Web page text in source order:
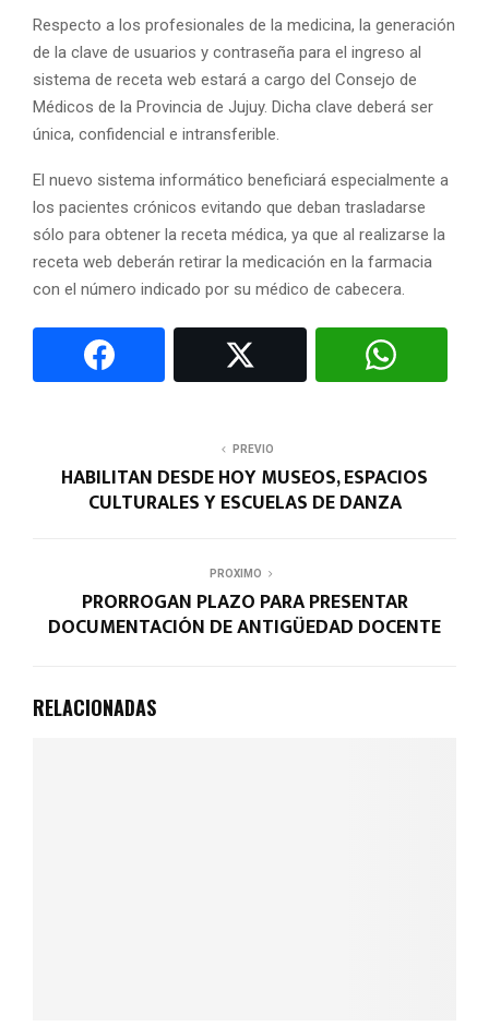
Respecto a los profesionales de la medicina, la generación
de la clave de usuarios y contraseña para el ingreso al
sistema de receta web estará a cargo del Consejo de
Médicos de la Provincia de Jujuy. Dicha clave deberá ser
única, confidencial e intransferible.
El nuevo sistema informático beneficiará especialmente a
los pacientes crónicos evitando que deban trasladarse
sólo para obtener la receta médica, ya que al realizarse la
receta web deberán retirar la medicación en la farmacia
con el número indicado por su médico de cabecera.
PREVIO
HABILITAN DESDE HOY MUSEOS, ESPACIOS
CULTURALES Y ESCUELAS DE DANZA
PROXIMO
PRORROGAN PLAZO PARA PRESENTAR
DOCUMENTACIÓN DE ANTIGÜEDAD DOCENTE
RELACIONADAS